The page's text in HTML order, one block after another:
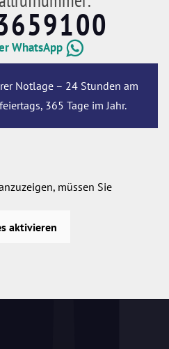
WhatsApp
Notlage – 24 Stunden am
365 Tage im Jahr.
müssen Sie
aktivieren